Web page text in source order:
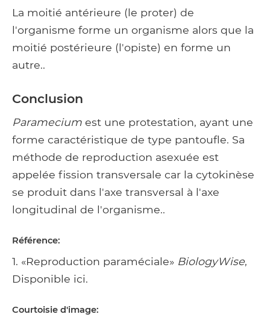
La moitié antérieure (le proter) de
l'organisme forme un organisme alors que la
moitié postérieure (l'opiste) en forme un
autre..
Conclusion
Paramecium est une protestation, ayant une
forme caractéristique de type pantoufle. Sa
méthode de reproduction asexuée est
appelée fission transversale car la cytokinèse
se produit dans l'axe transversal à l'axe
longitudinal de l'organisme..
Référence:
1. «Reproduction paraméciale» BiologyWise,
Disponible ici.
Courtoisie d'image: